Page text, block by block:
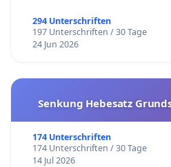
294 Unterschriften
197 Unterschriften / 30 Tage
24 Jun 2026
Senkung Hebesatz
174 Unterschriften
174 Unterschriften / 30 Tage
14 Jul 2026